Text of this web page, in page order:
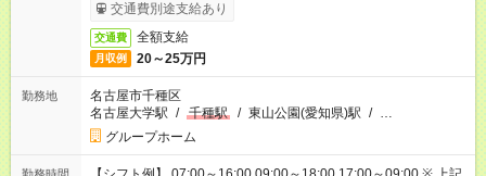
交通費別途支給あり
交通費 全額支給
月収例 20～25万円
勤務地
名古屋市千種区
名古屋大学駅 / 千種駅 / 東山公園(愛知県)駅 / …
グループホーム